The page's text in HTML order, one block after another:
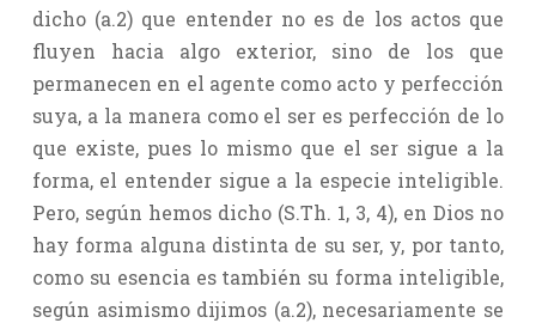
dicho (a.2) que entender no es de los actos que
fluyen hacia algo exterior, sino de los que
permanecen en el agente como acto y perfección
suya, a la manera como el ser es perfección de lo
que existe, pues lo mismo que el ser sigue a la
forma, el entender sigue a la especie inteligible.
Pero, según hemos dicho (S.Th. 1, 3, 4), en Dios no
hay forma alguna distinta de su ser, y, por tanto,
como su esencia es también su forma inteligible,
según asimismo dijimos (a.2), necesariamente se